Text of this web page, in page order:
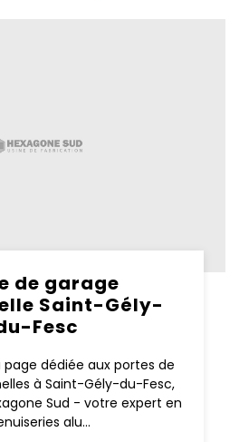
de garage
Saint-Gély-
Fesc
page dédiée aux portes de
à Saint-Gély-du-Fesc,
Sud - votre expert en
alu...